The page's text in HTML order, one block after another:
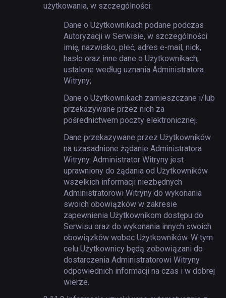
użytkowania, w szczególności:
Dane o Użytkownikach podane podczas
Autoryzacji w Serwisie, w szczególności
imię, nazwisko, płeć, adres e-mail, nick,
hasło oraz inne dane o Użytkownikach,
ustalone według uznania Administratora
Witryny;
Dane o Użytkownikach zamieszczane i/lub
przekazywane przez nich za
pośrednictwem poczty elektronicznej.
Dane przekazywane przez Użytkowników
na uzasadnione żądanie Administratora
Witryny. Administrator Witryny jest
uprawniony do żądania od Użytkowników
wszelkich informacji niezbędnych
Administratorowi Witryny do wykonania
swoich obowiązków w zakresie
zapewnienia Użytkownikom dostępu do
Serwisu oraz do wykonania innych swoich
obowiązków wobec Użytkowników. W tym
celu Użytkownicy będą zobowiązani do
dostarczenia Administratorowi Witryny
odpowiednich informacji na czas i w dobrej
wierze.